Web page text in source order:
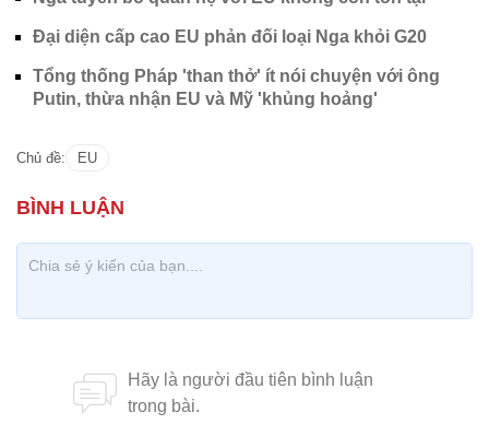
Đại diện cấp cao EU phản đối loại Nga khỏi G20
Tổng thống Pháp 'than thở' ít nói chuyện với ông
Putin, thừa nhận EU và Mỹ 'khủng hoảng'
Chủ đề: EU